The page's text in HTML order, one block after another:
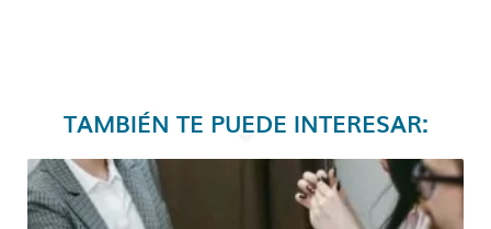
TAMBIÉN TE PUEDE INTERESAR: